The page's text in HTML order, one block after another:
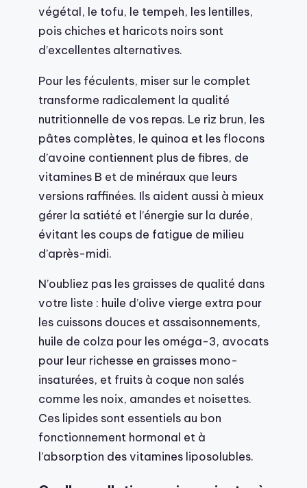
végétal, le tofu, le tempeh, les lentilles,
pois chiches et haricots noirs sont
d’excellentes alternatives.
Pour les féculents, miser sur le complet
transforme radicalement la qualité
nutritionnelle de vos repas. Le riz brun, les
pâtes complètes, le quinoa et les flocons
d’avoine contiennent plus de fibres, de
vitamines B et de minéraux que leurs
versions raffinées. Ils aident aussi à mieux
gérer la satiété et l’énergie sur la durée,
évitant les coups de fatigue de milieu
d’après-midi.
N’oubliez pas les graisses de qualité dans
votre liste : huile d’olive vierge extra pour
les cuissons douces et assaisonnements,
huile de colza pour les oméga-3, avocats
pour leur richesse en graisses mono-
insaturées, et fruits à coque non salés
comme les noix, amandes et noisettes.
Ces lipides sont essentiels au bon
fonctionnement hormonal et à
l’absorption des vitamines liposolubles.